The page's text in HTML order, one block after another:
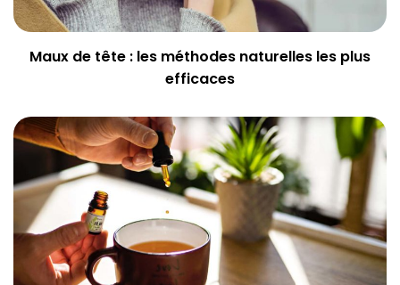
Maux de tête : les méthodes naturelles les plus
efficaces